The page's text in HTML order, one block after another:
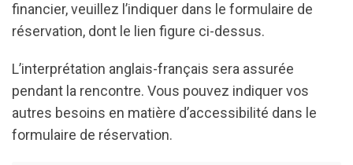
financier, veuillez l’indiquer dans le formulaire de
réservation, dont le lien figure ci-dessus.
L’interprétation anglais-français sera assurée
pendant la rencontre. Vous pouvez indiquer vos
autres besoins en matière d’accessibilité dans le
formulaire de réservation.